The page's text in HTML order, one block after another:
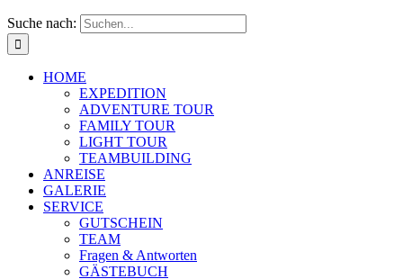
Suche nach:
HOME
EXPEDITION
ADVENTURE TOUR
FAMILY TOUR
LIGHT TOUR
TEAMBUILDING
ANREISE
GALERIE
SERVICE
GUTSCHEIN
TEAM
Fragen & Antworten
GÄSTEBUCH